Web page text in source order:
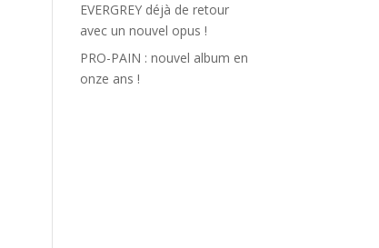
EVERGREY déjà de retour
avec un nouvel opus !
PRO-PAIN : nouvel album en
onze ans !